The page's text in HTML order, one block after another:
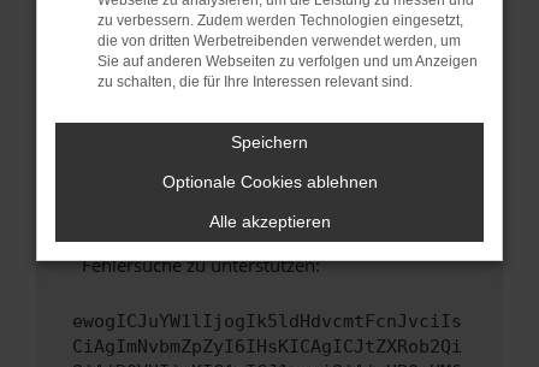
Veraltete Software birgt nicht nur ein
Sicherheitsrisiko, sondern kann auch dazu
führen, dass bestimmte Funktionen nicht mehr
unterstützt werden.
Wende dich an den Webseitenbetreiber.
Wenn du alle oben genannten Schritte versucht
hast, kontaktiere uns bitte. Wir werden
versuchen, das Problem zu beheben. Du kannst
uns diesen Text schicken, um uns bei der
Fehlersuche zu unterstützen:
ewogICJuYW1lIjogIk5ldHdvcmtFcnJvciIs
CiAgImNvbmZpZyI6IHsKICAgICJtZXRob2Qi
zu verbessern. Zudem werden Technologien eingesetzt,
die von dritten Werbetreibenden verwendet werden, um
Sie auf anderen Webseiten zu verfolgen und um Anzeigen
zu schalten, die für Ihre Interessen relevant sind.
Speichern
Optionale Cookies ablehnen
Alle akzeptieren